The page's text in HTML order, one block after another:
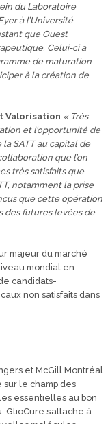
du Laboratoire
à l’Université
que Ouest
Celui-ci a
de maturation
à la création de
Valorisation « Très
et l’opportunité de
SATT au capital de
que l’on
très satisfaits que
notamment la prise
que cette opération
des futures levées de
majeur du marché
mondial en
candidats-
non satisfaits dans
et McGill Montréal
le champ des
essentielles au bon
s’attache à